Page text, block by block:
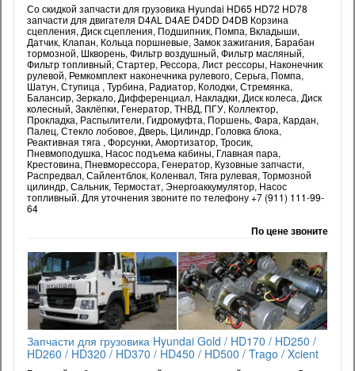
Со скидкой запчасти для грузовика Hyundai HD65 HD72 HD78
запчасти для двигателя D4AL D4AE D4DD D4DB Корзина
сцепления, Диск сцепления, Подшипник, Помпа, Вкладыши,
Датчик, Клапан, Кольца поршневые, Замок зажигания, Барабан
тормозной, Шкворень, Фильтр воздушный, Фильтр масляный,
Фильтр топливный, Стартер, Рессора, Лист рессоры, Наконечник
рулевой, Ремкомплект наконечника рулевого, Серьга, Помпа,
Шатун, Ступица , Турбина, Радиатор, Колодки, Стремянка,
Балансир, Зеркало, Дифференциал, Накладки, Диск колеса, Диск
колесный, Заклёпки, Генератор, ТНВД, ПГУ, Коллектор,
Прокладка, Распылители, Гидромуфта, Поршень, Фара, Кардан,
Палец, Стекло лобовое, Дверь, Цилиндр, Головка блока,
Реактивная тяга , Форсунки, Амортизатор, Тросик,
Пневмоподушка, Насос подъема кабины, Главная пара,
Крестовина, Пневморессора, Генератор, Кузовные запчасти,
Распредвал, Сайлентблок, Коленвал, Тяга рулевая, Тормозной
цилиндр, Сальник, Термостат, Энергоаккумулятор, Насос
топливный. Для уточнения звоните по телефону +7 (911) 111-99-
64
По цене звоните
Запчасти для грузовика Hyundai Gold / HD170 / HD250 /
HD260 / HD320 / HD370 / HD450 / HD500 / Trago / Xcient